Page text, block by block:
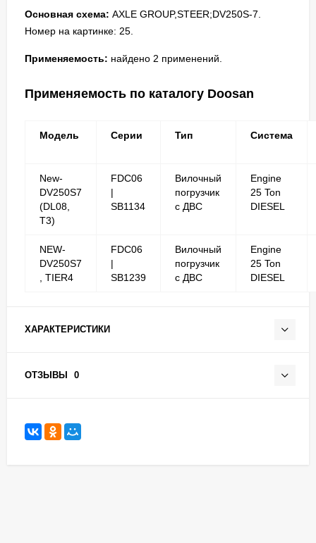
Основная схема: AXLE GROUP,STEER;DV250S-7.
Номер на картинке: 25.
Применяемость: найдено 2 применений.
Применяемость по каталогу Doosan
Модель Серии Тип Система
New-
DV250S7
(DL08,
T3)
FDC06
|
SB1134
Вилочный
погрузчик
с ДВС
Engine
25 Ton
DIESEL
NEW-
DV250S7
, TIER4
FDC06
|
SB1239
Вилочный
погрузчик
с ДВС
Engine
25 Ton
DIESEL
ХАРАКТЕРИСТИКИ
ОТЗЫВЫ 0